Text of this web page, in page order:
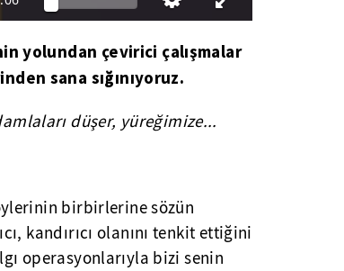
yolundan çevirici çalışmalar
sana sığınıyoruz.
düşer, yüreğimize...
birbirlerine sözün
kandırıcı olanını tenkit ettiğini
operasyonlarıyla bizi senin